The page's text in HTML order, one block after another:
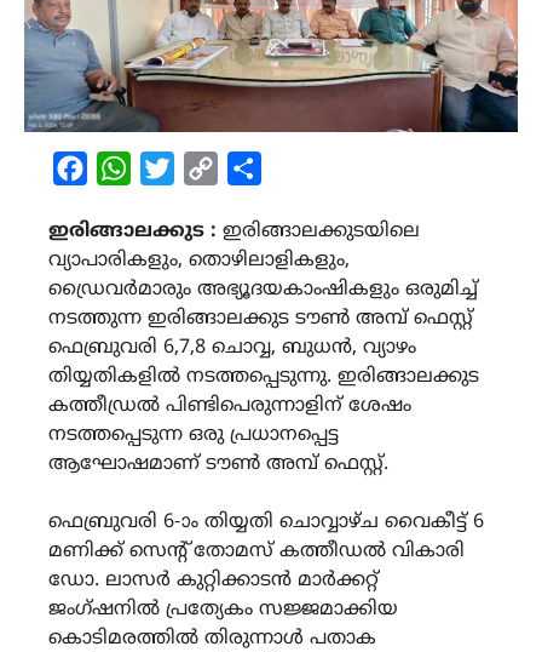
FacebookWhatsAppTwitterCopy
ഇരിങ്ങാലക്കുട : ഇരിങ്ങാലക്കുടയിലെ
വ്യാപാരികളും, തൊഴിലാളികളും,
ഡ്രൈവർമാരും അഭ്യൂദയകാംഷികളും ഒരുമിച്ച്
നടത്തുന്ന ഇരിങ്ങാലക്കുട ടൗൺ അമ്പ് ഫെസ്റ്റ്
ഫെബ്രുവരി 6,7,8 ചൊവ്വ, ബുധൻ, വ്യാഴം
തിയ്യതികളിൽ നടത്തപ്പെടുന്നു. ഇരിങ്ങാലക്കുട
കത്തീഡ്രൽ പിണ്ടിപെരുന്നാളിന് ശേഷം
നടത്തപ്പെടുന്ന ഒരു പ്രധാനപ്പെട്ട
ആഘോഷമാണ് ടൗൺ അമ്പ് ഫെസ്റ്റ്.
ഫെബ്രുവരി 6-ാം തിയ്യതി ചൊവ്വാഴ്ച വൈകീട്ട് 6
മണിക്ക് സെന്റ് തോമസ് കത്തീഡൽ വികാരി
ഡോ. ലാസർ കുറ്റിക്കാടൻ മാർക്കറ്റ്
ജംഗ്ഷനിൽ പ്രത്യേകം സജ്ജമാക്കിയ
കൊടിമരത്തിൽ തിരുന്നാൾ പതാക